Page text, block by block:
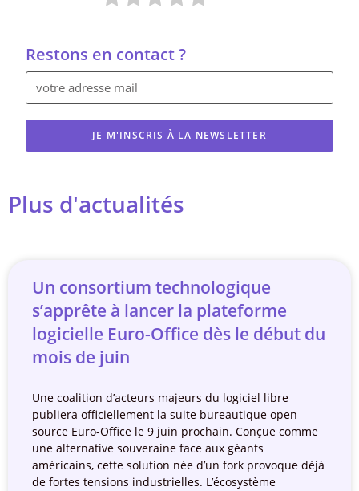
Restons en contact ?
JE M'INSCRIS À LA NEWSLETTER
Plus d'actualités
Un consortium technologique
s’apprête à lancer la plateforme
logicielle Euro-Office dès le début du
mois de juin
Une coalition d’acteurs majeurs du logiciel libre
publiera officiellement la suite bureautique open
source Euro-Office le 9 juin prochain. Conçue comme
une alternative souveraine face aux géants
américains, cette solution née d’un fork provoque déjà
de fortes tensions industrielles. L’écosystème